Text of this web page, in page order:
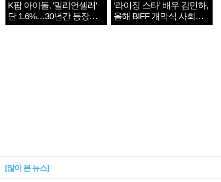
K팝 아이돌, '밀리언셀러'
단 1.6%…30년간 등장
1182개팀 전수조사
‘라이징 스타’ 배우 김민하,
올해 BIFF 개막식 사회자
확정
[많이 본 뉴스]